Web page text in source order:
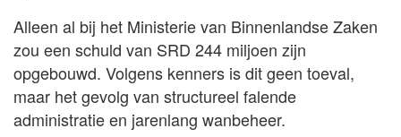
Alleen al bij het Ministerie van Binnenlandse Zaken
zou een schuld van SRD 244 miljoen zijn
opgebouwd. Volgens kenners is dit geen toeval,
maar het gevolg van structureel falende
administratie en jarenlang wanbeheer.